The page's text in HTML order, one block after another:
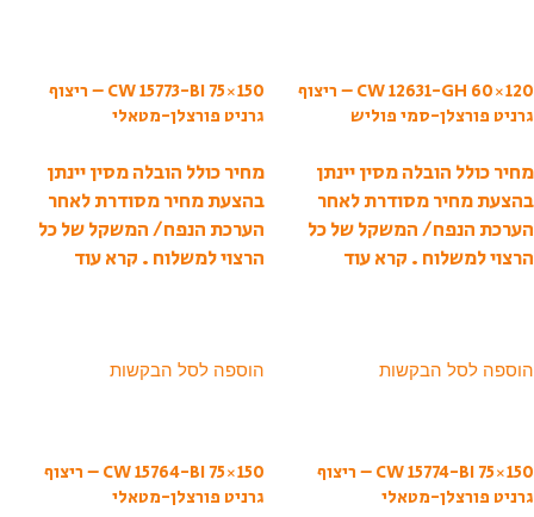
CW 12631-GH 60×120 – ריצוף
גרניט פורצלן-סמי פוליש
מחיר כולל הובלה מסין יינתן
בהצעת מחיר מסודרת לאחר
הערכת הנפח/ המשקל של כל
הרצוי למשלוח . קרא עוד
הוספה לסל הבקשות
CW 15773-BI 75×150 – ריצוף
גרניט פורצלן-מטאלי
מחיר כולל הובלה מסין יינתן
בהצעת מחיר מסודרת לאחר
הערכת הנפח/ המשקל של כל
הרצוי למשלוח . קרא עוד
הוספה לסל הבקשות
CW 15774-BI 75×150 – ריצוף
גרניט פורצלן-מטאלי
CW 15764-BI 75×150 – ריצוף
גרניט פורצלן-מטאלי